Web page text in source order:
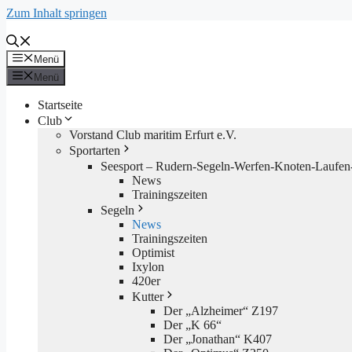
Zum Inhalt springen
Menü
Menü
Startseite
Club
Vorstand Club maritim Erfurt e.V.
Sportarten
Seesport – Rudern-Segeln-Werfen-Knoten-
News
Trainingszeiten
Segeln
News
Trainingszeiten
Optimist
Ixylon
420er
Kutter
Der „Alzheimer“ Z197
Der „K 66“
Der „Jonathan“ K407